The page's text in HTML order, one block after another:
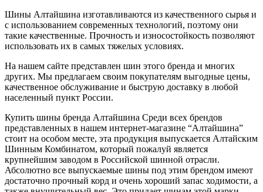
Шины Алтайшина изготавливаются из качественного сырья и
с использованием современных технологий, поэтому они
такие качественные. Прочность и износостойкость позволяют
использовать их в самых тяжелых условиях.
На нашем сайте представлен шин этого бренда и многих
других. Мы предлагаем своим покупателям выгодные цены,
качественное обслуживание и быструю доставку в любой
населенный пункт России.
Купить шины бренда Алтайшина Среди всех брендов
представленных в нашем интернет-магазине “Алтайшина”
стоит на особом месте, эта продукция выпускается Алтайским
Шинным Комбинатом, который пожалуй является
крупнейшим заводом в Российской шинной отрасли.
Абсолютно все выпускаемые шины под этим брендом имеют
достаточно прочный корд и очень хороший запас ходимости, а